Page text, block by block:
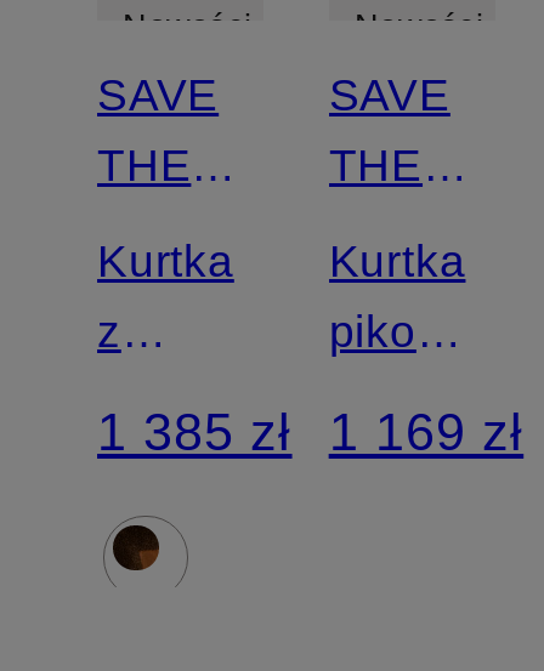
Nowości
Z
certyfikatem
SAVE
THE
DUCK
Kurtka
z
futerkiem
typu
teddy
1 385 zł
Nowości
Z
certyfikatem
SAVE
THE
DUCK
Kurtka
pikowana
JODIE
1 169 zł